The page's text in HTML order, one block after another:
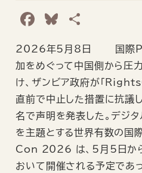
F
c
e
b
o
o
k
B
u
e
s
k
y
2026年5月8日―― 国際
加をめぐって中国側から圧
け、ザンビア政府が「
直前で中止した措置に抗議
名で声明を発表した。デジ
を主題とする世界有数の国
Con 2026 は、5月5日か
おいて開催される予定であ